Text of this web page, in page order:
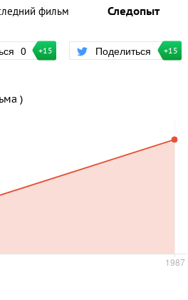
фильм
Следопыт
0 +15 Поделиться +15
)